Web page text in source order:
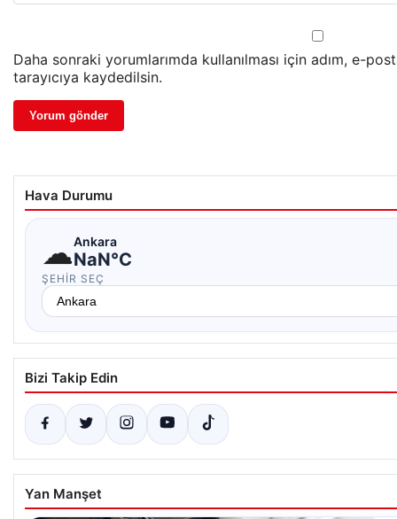
Daha sonraki yorumlarımda kullanılması için adım, e-
tarayıcıya kaydedilsin.
Hava Durumu
☁Ankara
NaN°C
ŞEHIR SEÇ
Bizi Takip Edin
Yan Manşet